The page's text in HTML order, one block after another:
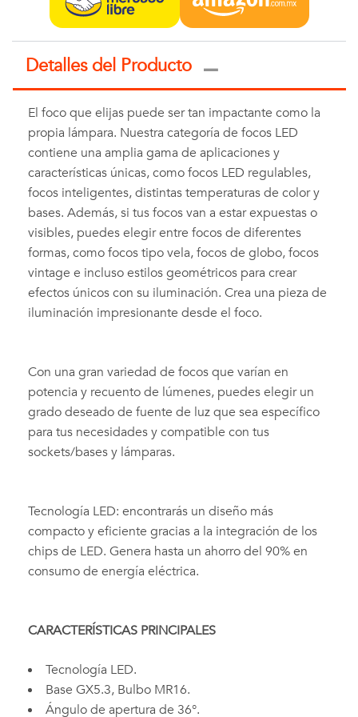
Detalles del Producto
El foco que elijas puede ser tan impactante como la
propia lámpara. Nuestra categoría de focos LED
contiene una amplia gama de aplicaciones y
características únicas, como focos LED regulables,
focos inteligentes, distintas temperaturas de color y
bases. Además, si tus focos van a estar expuestas o
visibles, puedes elegir entre focos de diferentes
formas, como focos tipo vela, focos de globo, focos
vintage e incluso estilos geométricos para crear
efectos únicos con su iluminación. Crea una pieza de
iluminación impresionante desde el foco.
Con una gran variedad de focos que varían en
potencia y recuento de lúmenes, puedes elegir un
grado deseado de fuente de luz que sea específico
para tus necesidades y compatible con tus
sockets/bases y lámparas.
Tecnología LED: encontrarás un diseño más
compacto y eficiente gracias a la integración de los
chips de LED. Genera hasta un ahorro del 90% en
consumo de energía eléctrica.
CARACTERÍSTICAS PRINCIPALES
Tecnología LED.
Base GX5.3, Bulbo MR16.
Ángulo de apertura de 36°.